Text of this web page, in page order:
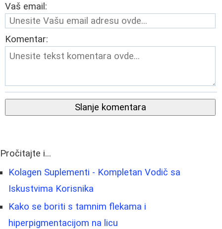
Vaš email:
Komentar:
Slanje komentara
Pročitajte i...
Kolagen Suplementi - Kompletan Vodič sa
Iskustvima Korisnika
Kako se boriti s tamnim flekama i
hiperpigmentacijom na licu